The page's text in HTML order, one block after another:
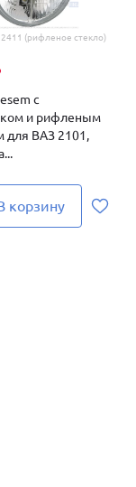
(рифленое стекло)
с
и рифленым
для ВАЗ 2101,
корзину